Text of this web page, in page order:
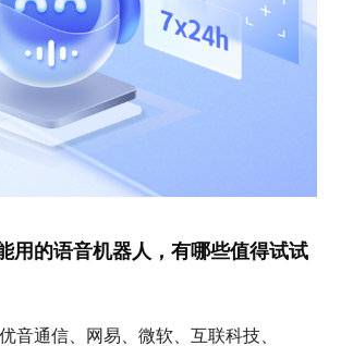
用的语音机器人，有哪些值得试试
音通信、网易、微软、互联科技、